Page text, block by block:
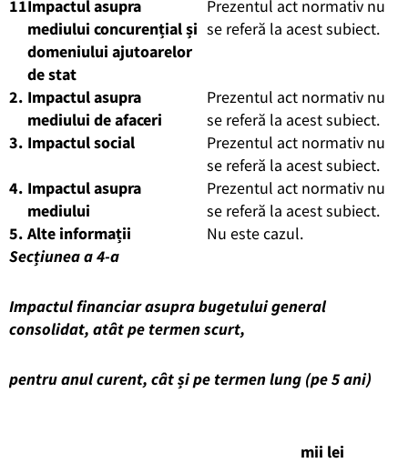
11Impactul asupra
mediului concurențial și
domeniului ajutoarelor
de stat
Prezentul act normativ nu
se referă la acest subiect.
2. Impactul asupra
mediului de afaceri
Prezentul act normativ nu
se referă la acest subiect.
3. Impactul social
Prezentul act normativ nu
se referă la acest subiect.
4. Impactul asupra
mediului
Prezentul act normativ nu
se referă la acest subiect.
5. Alte informații
Nu este cazul.
Secțiunea a 4-a
Impactul financiar asupra bugetului general
consolidat, atât pe termen scurt,
pentru anul curent, cât și pe termen lung (pe 5 ani)
mii lei